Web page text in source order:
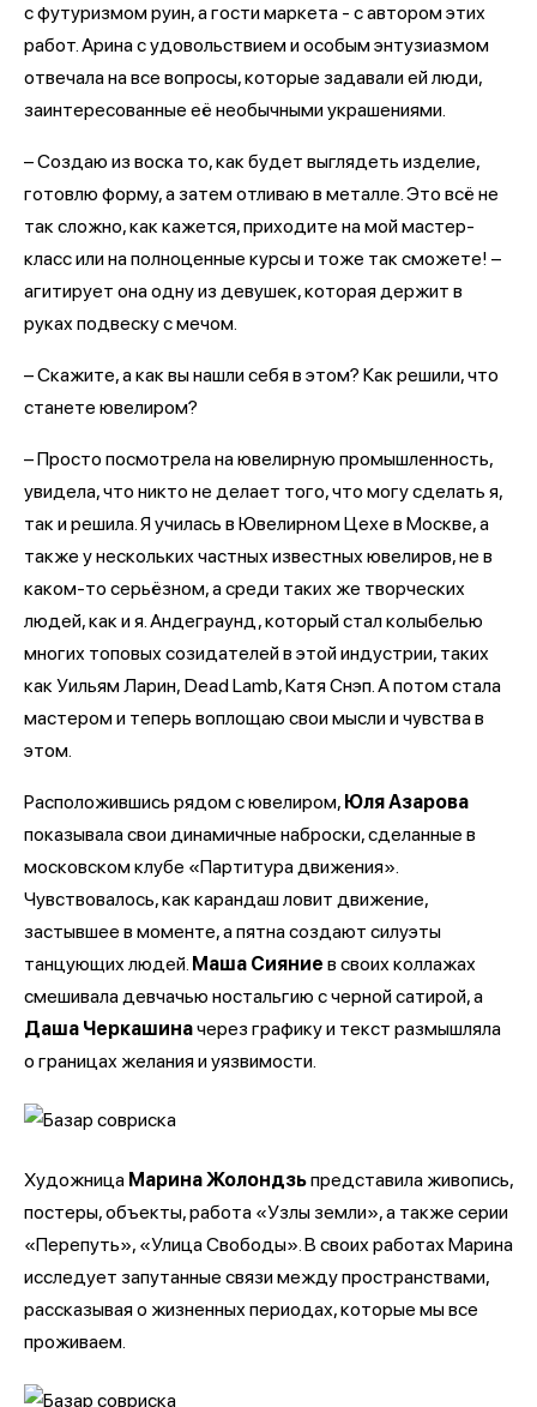
с футуризмом руин, а гости маркета - с автором этих
работ. Арина с удовольствием и особым энтузиазмом
отвечала на все вопросы, которые задавали ей люди,
заинтересованные её необычными украшениями.
– Создаю из воска то, как будет выглядеть изделие,
готовлю форму, а затем отливаю в металле. Это всё не
так сложно, как кажется, приходите на мой мастер-
класс или на полноценные курсы и тоже так сможете! –
агитирует она одну из девушек, которая держит в
руках подвеску с мечом.
– Скажите, а как вы нашли себя в этом? Как решили, что
станете ювелиром?
– Просто посмотрела на ювелирную промышленность,
увидела, что никто не делает того, что могу сделать я,
так и решила. Я училась в Ювелирном Цехе в Москве, а
также у нескольких частных известных ювелиров, не в
каком-то серьёзном, а среди таких же творческих
людей, как и я. Андеграунд, который стал колыбелью
многих топовых созидателей в этой индустрии, таких
как Уильям Ларин, Dead Lamb, Катя Снэп. А потом стала
мастером и теперь воплощаю свои мысли и чувства в
этом.
Расположившись рядом с ювелиром, Юля Азарова
показывала свои динамичные наброски, сделанные в
московском клубе «Партитура движения».
Чувствовалось, как карандаш ловит движение,
застывшее в моменте, а пятна создают силуэты
танцующих людей. Маша Сияние в своих коллажах
смешивала девчачью ностальгию с черной сатирой, а
Даша Черкашиначерез графику и текст размышляла
о границах желания и уязвимости.
Художница Марина Жолондзьпредставила живопись,
постеры, объекты, работа «Узлы земли», а также серии
«Перепуть», «Улица Свободы». В своих работах Марина
исследует запутанные связи между пространствами,
рассказывая о жизненных периодах, которые мы все
проживаем.